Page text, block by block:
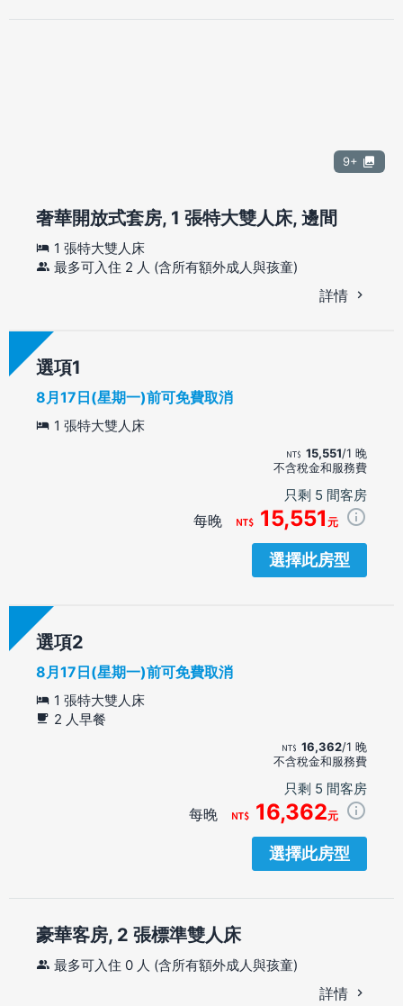
9+
奢華開放式套房, 1 張特大雙人床, 邊間
1 張特大雙人床
最多可入住 2 人 (含所有額外成人與孩童)
詳情
選項
8月17日(星期一)前可免費取消
1 張特大雙人床
15,551/1 晚
不含稅金和服務費
只剩 5 間客房
每晚 15,551 元
選擇此房型
選項
8月17日(星期一)前可免費取消
1 張特大雙人床
2 人早餐
16,362/1 晚
不含稅金和服務費
只剩 5 間客房
每晚 16,362元
選擇此房型
豪華客房, 2 張標準雙人床
最多可入住 0 人 (含所有額外成人與孩童)
詳情